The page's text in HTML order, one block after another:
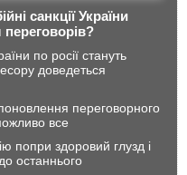
санкції України
переговорів?
по росії стануть
доведеться
переговорного
все
попри здоровий глузд і
останнього